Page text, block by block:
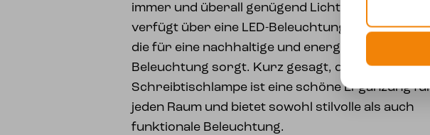
immer und überall genügend Licht haben. Die
verfügt über eine LED-Beleuchtung mit E14-
die für eine nachhaltige und energieeffiziente
Beleuchtung sorgt. Kurz gesagt, diese
Schreibtischlampe ist eine schöne Ergänzung
jeden Raum und bietet sowohl stilvolle als auch
funktionale Beleuchtung.